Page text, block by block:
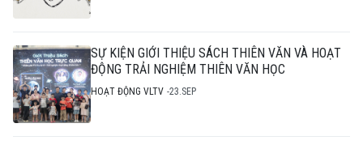
SỰ KIỆN GIỚI THIỆU SÁCH THIÊN VĂN VÀ HOẠT
ĐỘNG TRẢI NGHIỆM THIÊN VĂN HỌC
HOẠT ĐỘNG VLTV 23.SEP